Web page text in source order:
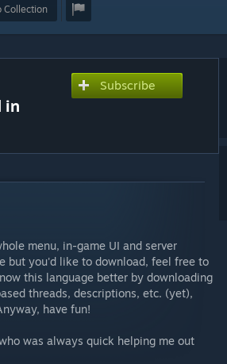
Collection
in
Subscribe
menu, in-game UI and server
but you'd like to download, feel free to
this language better by downloading
threads, descriptions, etc. (yet),
have fun!
was always quick helping me out